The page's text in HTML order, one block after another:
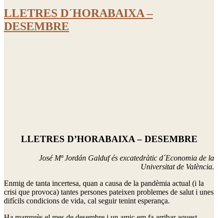
LLETRES D´HORABAIXA –
DESEMBRE
LLETRES D’HORABAIXA – DESEMBRE
José Mª Jordán Galduf és excatedràtic d´Economia de la
Universitat de València.
Enmig de tanta incertesa, quan a causa de la pandèmia actual (i la
crisi que provoca) tantes persones pateixen problemes de salut i unes
difícils condicions de vida, cal seguir tenint esperança.